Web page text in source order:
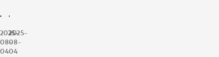
2025-
08-
04
2025-
08-
04